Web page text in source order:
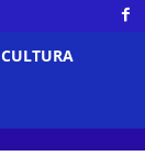
CULTURA